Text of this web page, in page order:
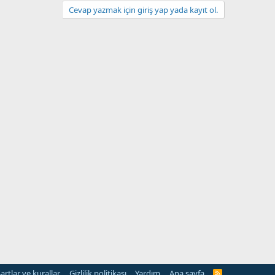
Cevap yazmak için giriş yap yada kayıt ol.
R